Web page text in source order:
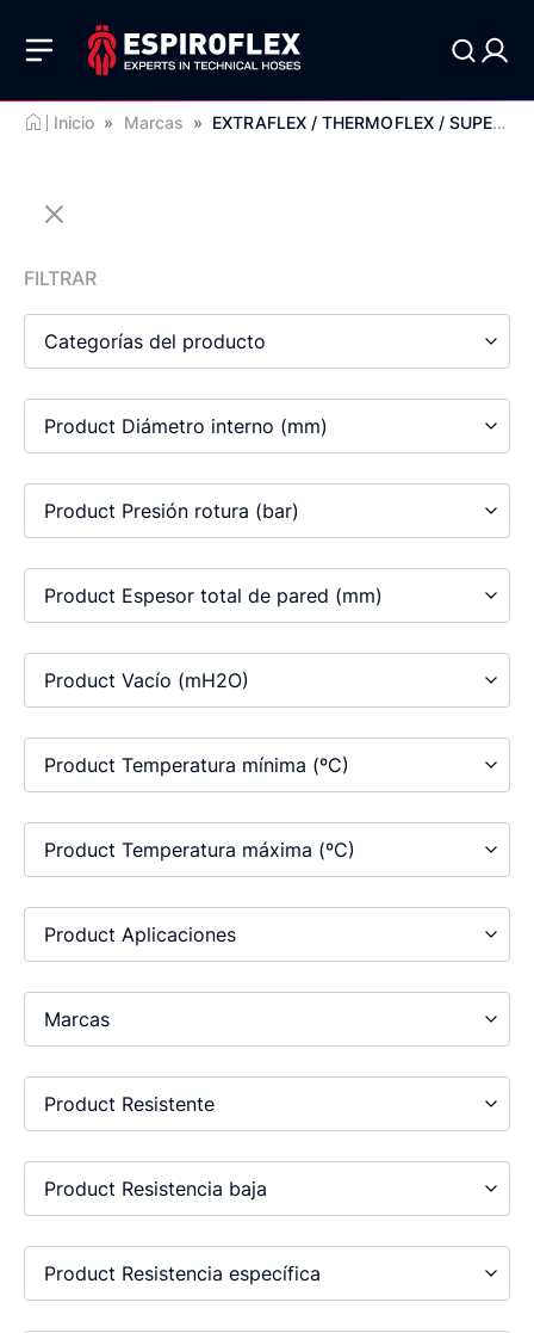
Inicio » Marcas » EXTRAFLEX / THERMOFLEX / SUPERFLEX
FILTRAR
Categorías del producto
Product Diámetro interno (mm)
Product Presión rotura (bar)
Product Espesor total de pared (mm)
Product Vacío (mH2O)
Product Temperatura mínima (ºC)
Product Temperatura máxima (ºC)
Product Aplicaciones
Marcas
Product Resistente
Product Resistencia baja
Product Resistencia específica